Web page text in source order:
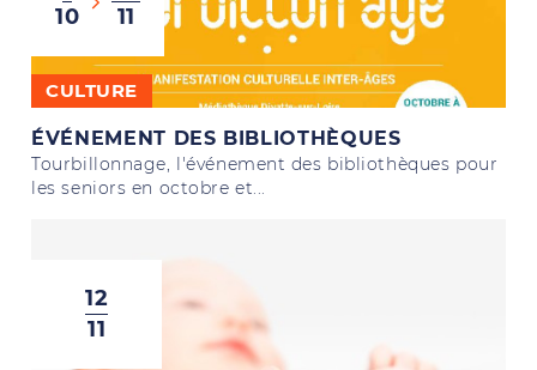
10
11
CULTURE
ÉVÉNEMENT DES BIBLIOTHÈQUES
Tourbillonnage, l'événement des bibliothèques pour
les seniors en octobre et...
12
11